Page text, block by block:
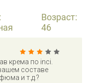
Возраст:
46
крема по inci.
составе
и т.д.?